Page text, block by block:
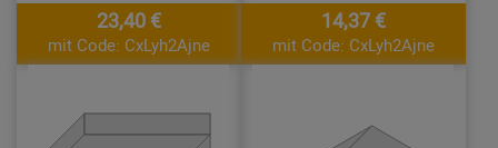
23,40 €
mit Code: CxLyh2Ajne
14,37 €
mit Code: CxLyh2Ajne